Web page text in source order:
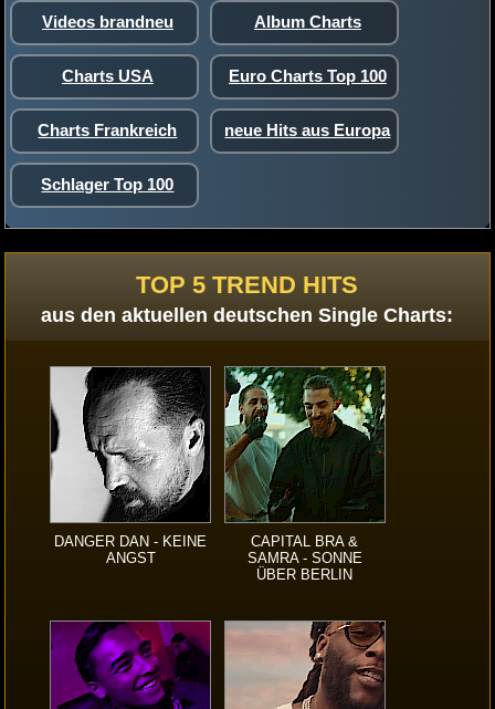
Videos brandneu Album Charts
Charts USA Euro Charts Top 100
Charts Frankreich neue Hits aus Europa
Schlager Top 100
TOP 5 TREND HITS
aus den aktuellen deutschen Single Charts:
DANGER DAN - KEINE
ANGST
CAPITAL BRA &
SAMRA - SONNE
ÜBER BERLIN